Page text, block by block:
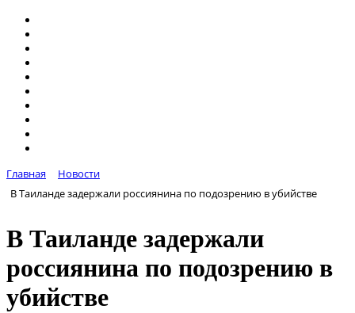
Главная
Новости
В Таиланде задержали россиянина по подозрению в убийстве
В Таиланде задержали
россиянина по подозрению в
убийстве